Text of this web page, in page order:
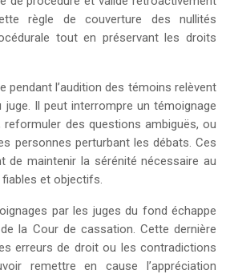
règle de couverture des nullités
tout en préservant les droits
pendant l’audition des témoins relèvent
Il peut interrompre un témoignage
des questions ambiguës, ou
personnes perturbant les débats. Ces
de maintenir la sérénité nécessaire au
et objectifs.
par les juges du fond échappe
la Cour de cassation. Cette dernière
erreurs de droit ou les contradictions
remettre en cause l’appréciation